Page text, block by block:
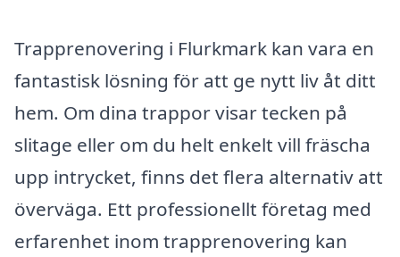
Trapprenovering i Flurkmark kan vara en
fantastisk lösning för att ge nytt liv åt ditt
hem. Om dina trappor visar tecken på
slitage eller om du helt enkelt vill fräscha
upp intrycket, finns det flera alternativ att
överväga. Ett professionellt företag med
erfarenhet inom trapprenovering kan